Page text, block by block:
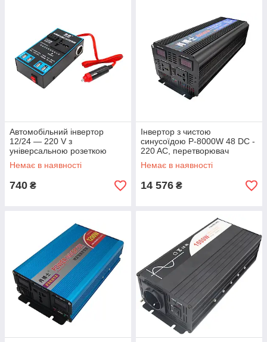
Автомобільний інвертор
12/24 — 220 V з
універсальною розеткою
Немає в наявності
740 ₴
Інвертор з чистою
синусоїдою P-8000W 48 DC -
220 AC, перетворювач
напруги
Немає в наявності
14 576 ₴